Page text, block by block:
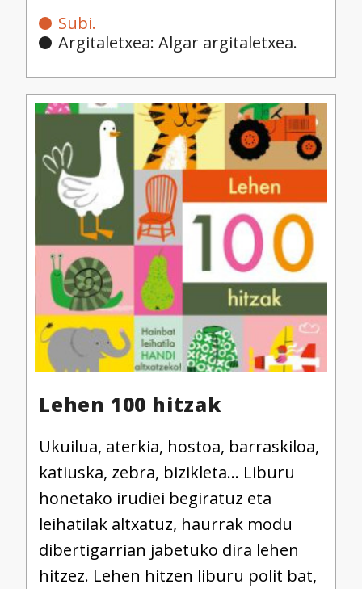
Subi.
Argitaletxea: Algar argitaletxea.
Lehen 100 hitzak
Ukuilua, aterkia, hostoa, barraskiloa,
katiuska, zebra, bizikleta… Liburu
honetako irudiei begiratuz eta
leihatilak altxatuz, haurrak modu
dibertigarrian jabetuko dira lehen
hitzez. Lehen hitzen liburu polit bat,